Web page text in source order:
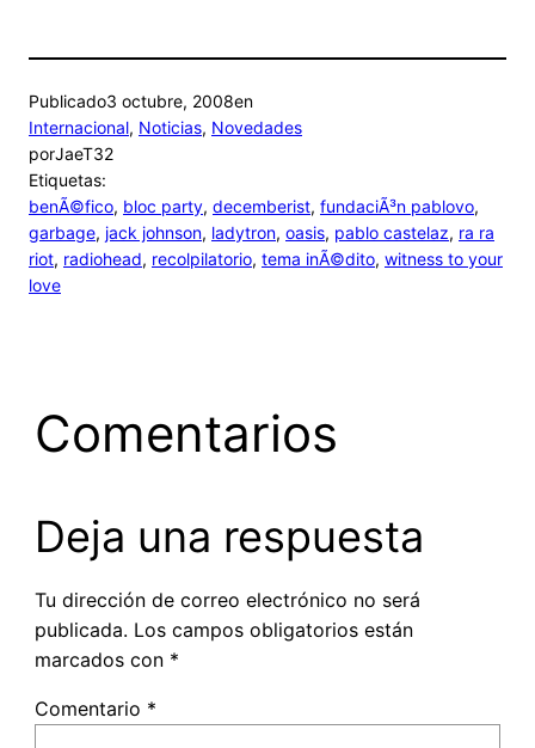
Publicado3 octubre, 2008en
Internacional, Noticias, Novedades
porJaeT32
Etiquetas:
benÃ©fico, bloc party, decemberist, fundaciÃ³n pablovo
garbage, jack johnson, ladytron, oasis, pablo castelaz, ra ra
riot, radiohead, recolpilatorio, tema inÃ©dito, witness to your
love
Comentarios
Deja una respuesta
Tu dirección de correo electrónico no será
publicada. Los campos obligatorios están
marcados con *
Comentario *